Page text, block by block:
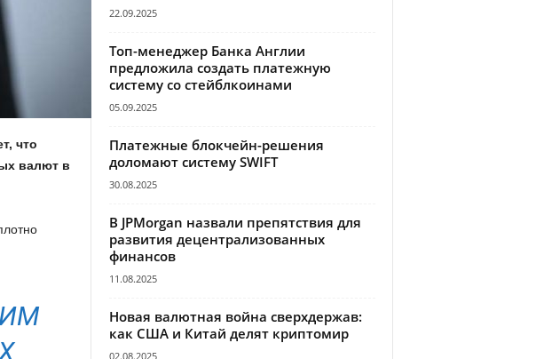
что
валют в
22.09.2025
Топ-менеджер Банка Англии
предложила создать платежную
систему со стейблкоинами
05.09.2025
Платежные блокчейн-решения
доломают систему SWIFT
30.08.2025
В JPMorgan назвали препятствия для
развития децентрализованных
финансов
11.08.2025
Новая валютная война сверхдержав:
как США и Китай делят криптомир
02.08.2025